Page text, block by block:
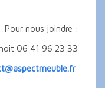
Pour nous joindre :
06 41 96 23 33